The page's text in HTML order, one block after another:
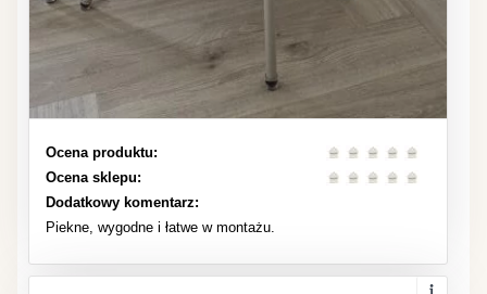
Ocena produktu:
Ocena sklepu:
Dodatkowy komentarz:
Piekne, wygodne i łatwe w montażu.